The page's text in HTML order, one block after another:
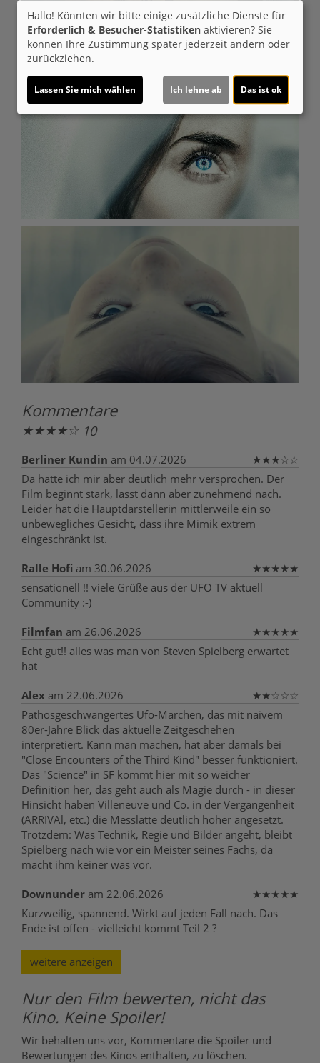
Kommentare
★★★★☆ 10
Berliner Kundin am 04.07.2026 ★★★☆☆
Da hatte ich mir aber deutlich mehr versprochen. Der
Film beginnt stark, lässt dann aber zunehmend nach.
Leider hat die Hauptdarstellerin mittlerweile ein so
unbewegliches Gesicht, dass ihre Mimik extrem
eingeschränkt ist.
Ralle Hofi am 30.06.2026 ★★★★★
sensationell !! viele Grüße aus der UFO TV aktuell
Community :-)
Filmfan am 26.06.2026 ★★★★★
Echt gut!! alles was man von Steven Spielberg erwartet
hat
Alex am 22.06.2026 ★★☆☆☆
Pathosgeschwängertes Ufo-Märchen, das mit naivem
80er-Jahre Blick das aktuelle Zeitgeschehen
interpretiert. Kann man machen, hat aber damals bei
"Close Encounters of the Third Kind" besser funktioniert.
Das "Science" in SF kommt hier mit so weicher
Definition her, das geht auch als Magie durch - in dieser
Hinsicht haben Villeneuve und Co. in der Vergangenheit
(ARRIVAl, etc.) die Messlatte deutlich höher angesetzt.
Trotzdem: Was Technik, Regie und Bilder angeht, bleibt
Spielberg nach wie vor ein Meister seines Fachs, da
macht ihm keiner was vor.
Downunder am 22.06.2026 ★★★★★
Kurzweilig, spannend. Wirkt auf jeden Fall nach. Das
Ende ist offen - vielleicht kommt Teil 2 ?
weitere anzeigen
Nur den Film bewerten, nicht das
Kino. Keine Spoiler!
Wir behalten uns vor, Kommentare die Spoiler und
Bewertungen des Kinos enthalten, zu löschen.
Hallo! Könnten wir bitte einige zusätzliche Dienste für
Erforderlich & Besucher-Statistiken aktivieren? Sie
können Ihre Zustimmung später jederzeit ändern oder
zurückziehen.
Lassen Sie mich wählen Ich lehne ab Das ist ok